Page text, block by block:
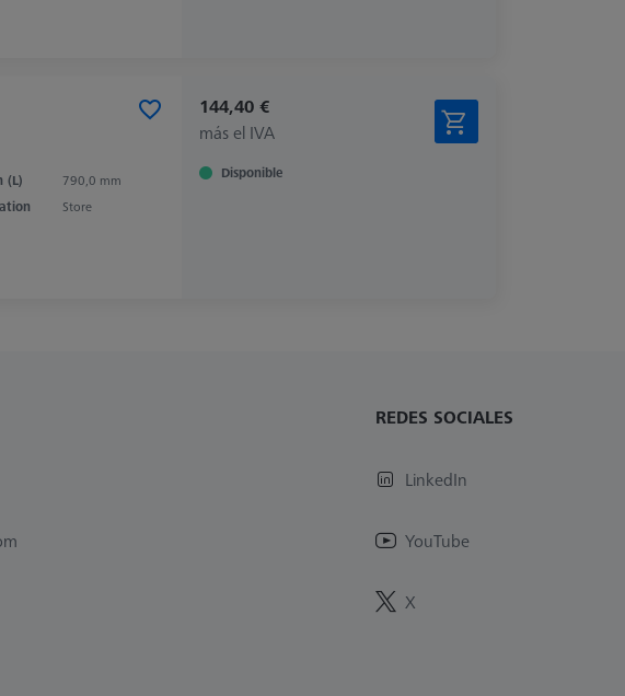
(L)
790,0 mm
Store
144,40 €
más el IVA
Disponible
REDES SOCIALES
LinkedIn
YouTube
X